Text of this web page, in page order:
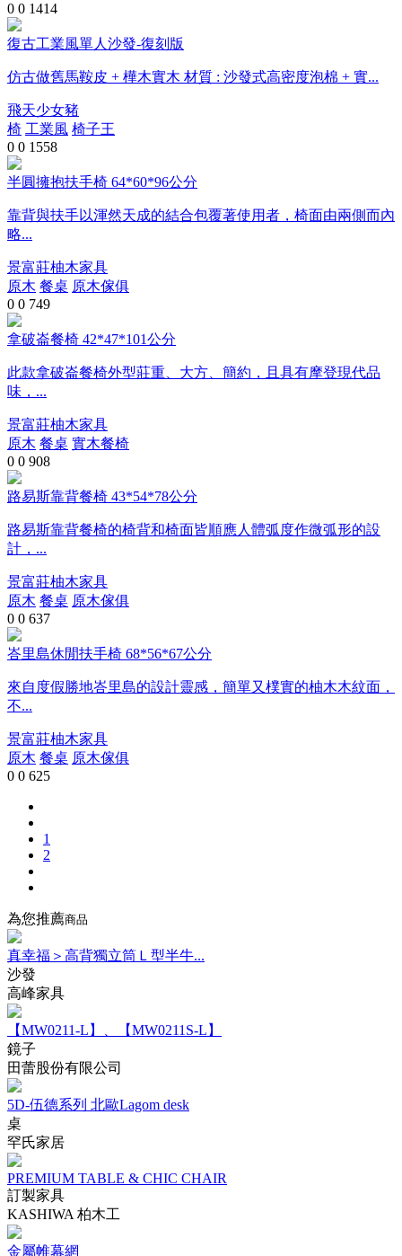
0 0 1414
復古工業風單人沙發-復刻版
仿古做舊馬鞍皮 + 樺木實木 材質 : 沙發式高密度泡棉 + 實...
飛天少女豬
椅 工業風 椅子王
0 0 1558
半圓擁抱扶手椅 64*60*96公分
靠背與扶手以渾然天成的結合包覆著使用者，椅面由兩側而內
略...
景富莊柚木家具
原木 餐桌 原木傢俱
0 0 749
拿破崙餐椅 42*47*101公分
此款拿破崙餐椅外型莊重、大方、簡約，且具有摩登現代品
味，...
景富莊柚木家具
原木 餐桌 實木餐椅
0 0 908
路易斯靠背餐椅 43*54*78公分
路易斯靠背餐椅的椅背和椅面皆順應人體弧度作微弧形的設
計，...
景富莊柚木家具
原木 餐桌 原木傢俱
0 0 637
峇里島休閒扶手椅 68*56*67公分
來自度假勝地峇里島的設計靈感，簡單又樸實的柚木木紋面，
不...
景富莊柚木家具
原木 餐桌 原木傢俱
0 0 625
1
2
為您推薦商品
真幸福＞高背獨立筒Ｌ型半牛...
沙發
高峰家具
【MW0211-L】、【MW0211S-L】
鏡子
田蕾股份有限公司
5D-伍德系列 北歐Lagom desk
桌
罕氏家居
PREMIUM TABLE & CHIC CHAIR
訂製家具
KASHIWA 柏木工
金屬帷幕網